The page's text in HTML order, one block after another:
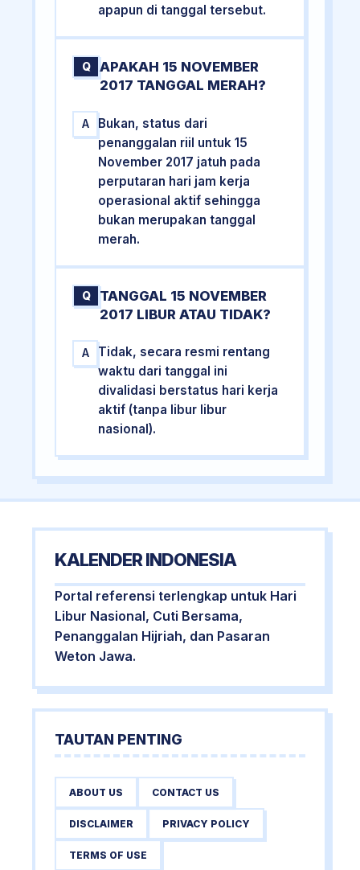
apapun di tanggal tersebut.
Q
APAKAH 15 NOVEMBER
2017 TANGGAL MERAH?
A
Bukan, status dari
penanggalan riil untuk 15
November 2017 jatuh pada
perputaran hari jam kerja
operasional aktif sehingga
bukan merupakan tanggal
merah.
Q
TANGGAL 15 NOVEMBER
2017 LIBUR ATAU TIDAK?
A
Tidak, secara resmi rentang
waktu dari tanggal ini
divalidasi berstatus hari kerja
aktif (tanpa libur libur
nasional).
KALENDER INDONESIA
Portal referensi terlengkap untuk Hari
Libur Nasional, Cuti Bersama,
Penanggalan Hijriah, dan Pasaran
Weton Jawa.
TAUTAN PENTING
ABOUT US CONTACT US
DISCLAIMER PRIVACY POLICY
TERMS OF USE